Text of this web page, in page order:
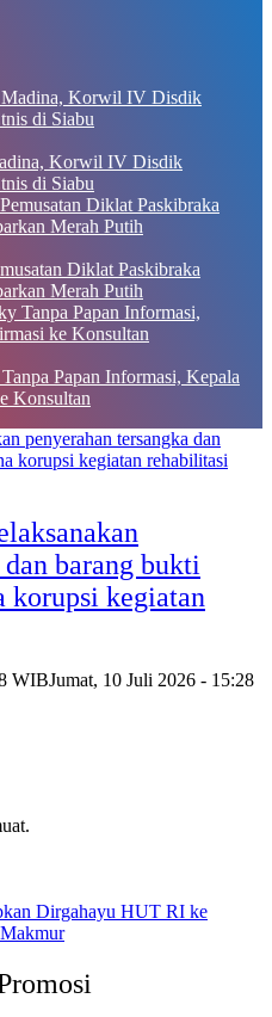
Korwil IV Disdik
di Siabu
Diklat Paskibraka
Merah Putih
Papan Informasi, Kepala
Konsultan
barang bukti
korupsi kegiatan
WIBJumat, 10 Juli 2026 - 15:28